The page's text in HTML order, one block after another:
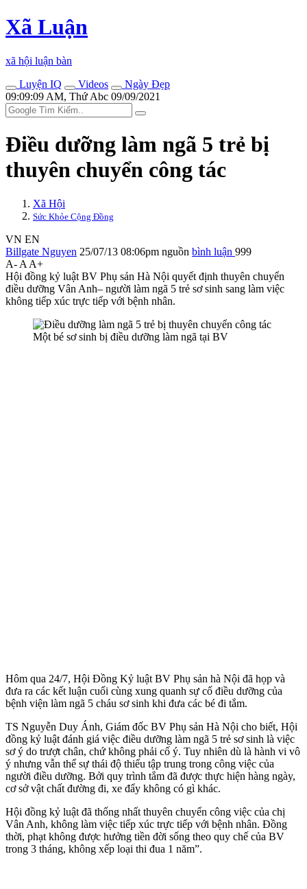
Xã Luận
xã hội luận bàn
Luyện IQ
Videos
Ngày Đẹp
09:09:09 AM, Thứ Abc 09/09/2021
Điều dưỡng làm ngã 5 trẻ bị
thuyên chuyển công tác
Xã Hội
Sức Khỏe Cộng Đồng
VN EN
Billgate Nguyen 25/07/13 08:06pm nguồn bình luận 999
A- A A+
Hội đồng kỷ luật BV Phụ sản Hà Nội quyết định thuyên chuyển
điều dưỡng Vân Anh– người làm ngã 5 trẻ sơ sinh sang làm việc
không tiếp xúc trực tiếp với bệnh nhân.
Một bé sơ sinh bị điều dưỡng làm ngã tại BV
Hôm qua 24/7, Hội Đồng Kỷ luật BV Phụ sản hà Nội đã họp và
đưa ra các kết luận cuối cùng xung quanh sự cố điều dưỡng của
bệnh viện làm ngã 5 cháu sơ sinh khi đưa các bé đi tắm.
TS Nguyễn Duy Ánh, Giám đốc BV Phụ sản Hà Nội cho biết, Hội
đồng kỷ luật đánh giá việc điều dưỡng làm ngã 5 trẻ sơ sinh là việc
sơ ý do trượt chân, chứ không phải cố ý. Tuy nhiên dù là hành vi vô
ý nhưng vẫn thể sự thái độ thiếu tập trung trong công việc của
người điều dưỡng. Bởi quy trình tắm đã được thực hiện hàng ngày,
cơ sở vật chất đường đi, xe đẩy không có gì khác.
Hội đồng kỷ luật đã thống nhất thuyên chuyển công việc của chị
Vân Anh, không làm việc tiếp xúc trực tiếp với bệnh nhân. Đồng
thời, phạt không được hưởng tiền đời sống theo quy chế của BV
trong 3 tháng, không xếp loại thi đua 1 năm”.